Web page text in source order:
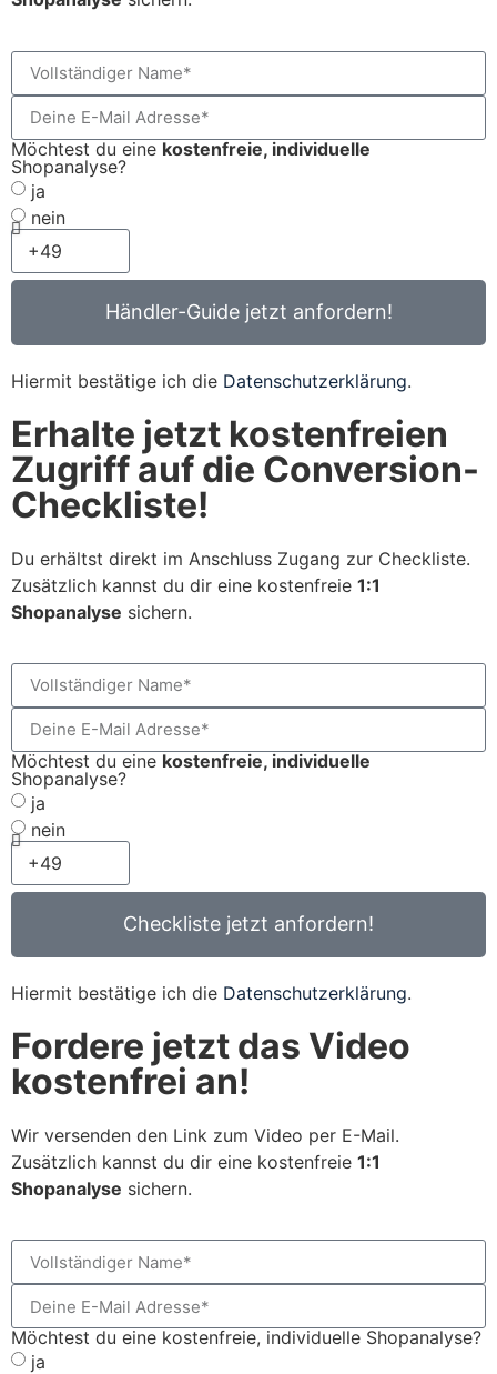
Möchtest du eine kostenfreie, individuelle
Shopanalyse?
ja
nein
Händler-Guide jetzt anfordern!
Hiermit bestätige ich die Datenschutzerklärung.
Erhalte jetzt kostenfreien
Zugriff auf die Conversion-
Checkliste!
Du erhältst direkt im Anschluss Zugang zur Checkliste.
Zusätzlich kannst du dir eine kostenfreie 1:1
Shopanalyse sichern.
Möchtest du eine kostenfreie, individuelle
Shopanalyse?
ja
nein
Checkliste jetzt anfordern!
Hiermit bestätige ich die Datenschutzerklärung.
Fordere jetzt das Video
kostenfrei an!
Wir versenden den Link zum Video per E-Mail.
Zusätzlich kannst du dir eine kostenfreie 1:1
Shopanalyse sichern.
Möchtest du eine kostenfreie, individuelle Shopanalyse?
ja